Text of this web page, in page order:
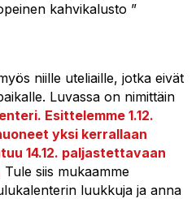
kahvikalusto ”
niille uteliaille, jotka eivät
Luvassa on nimittäin
Esittelemme 1.12.
yksi kerrallaan
14.12. paljastettavaan
Tule siis mukaamme
luukkuja ja anna